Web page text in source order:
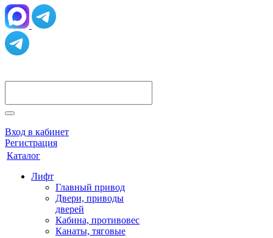
Вход в кабинет
Регистрация
Каталог
Лифт
Главный привод
Двери, приводы
дверей
Кабина, противовес
Канаты, тяговые